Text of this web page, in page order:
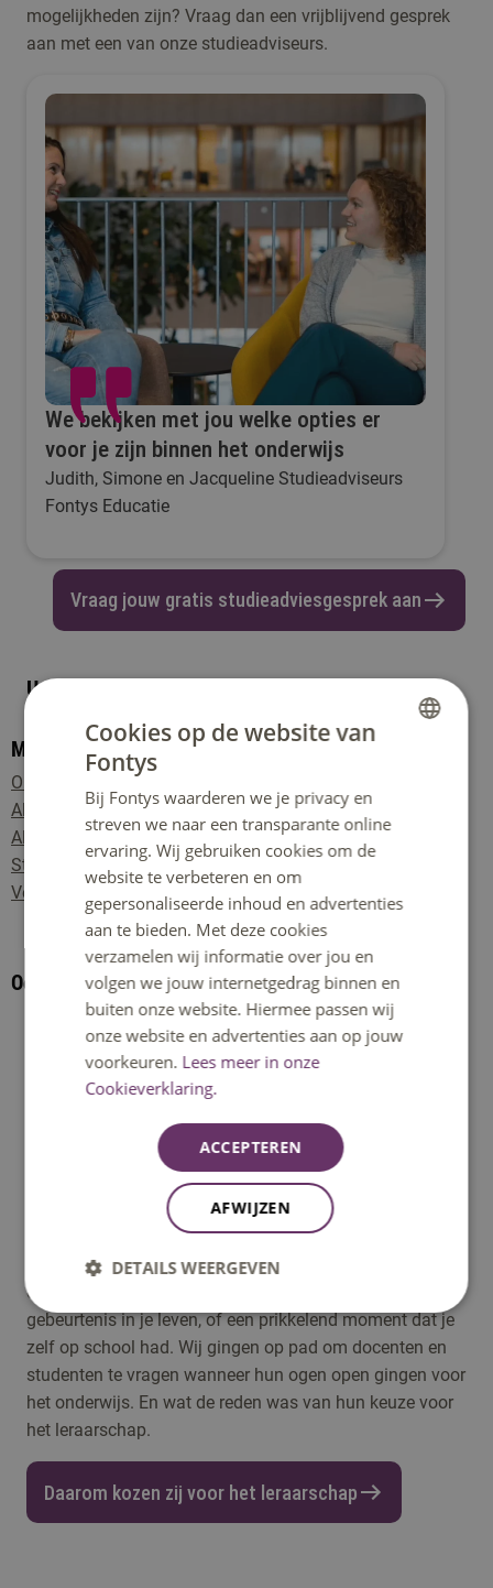
mogelijkheden zijn? Vraag dan een vrijblijvend gesprek
aan met een van onze studieadviseurs.
We bekijken met jou welke opties er
voor je zijn binnen het onderwijs
Judith, Simone en Jacqueline Studieadviseurs
Fontys Educatie
Vraag jouw gratis studieadviesgesprek aan
Up-to-date blijven
Meer weten over:
Onderzoek en projecten
Alumninetwerk Educatie
Alles over de start van je nieuwe opleiding
Studentvacatures
Veelgestelde vragen
Oogopeners voor het onderwijs
Dat gevoel dat het anders kan of moet, kennen we
ongetwijfeld allemaal. Je krijgt ze op de meest
onverwachte momenten. Door familie en vrienden, een
gebeurtenis in je leven, of een prikkelend moment dat je
zelf op school had. Wij gingen op pad om docenten en
studenten te vragen wanneer hun ogen open gingen voor
het onderwijs. En wat de reden was van hun keuze voor
het leraarschap.
Daarom kozen zij voor het leraarschap
Cookies op de website van
Fontys
Bij Fontys waarderen we je privacy en
streven we naar een transparante online
ervaring. Wij gebruiken cookies om de
website te verbeteren en om
gepersonaliseerde inhoud en advertenties
aan te bieden. Met deze cookies
verzamelen wij informatie over jou en
volgen we jouw internetgedrag binnen en
buiten onze website. Hiermee passen wij
onze website en advertenties aan op jouw
voorkeuren. Lees meer in onze
Cookieverklaring.
ACCEPTEREN
AFWIJZEN
DETAILS WEERGEVEN